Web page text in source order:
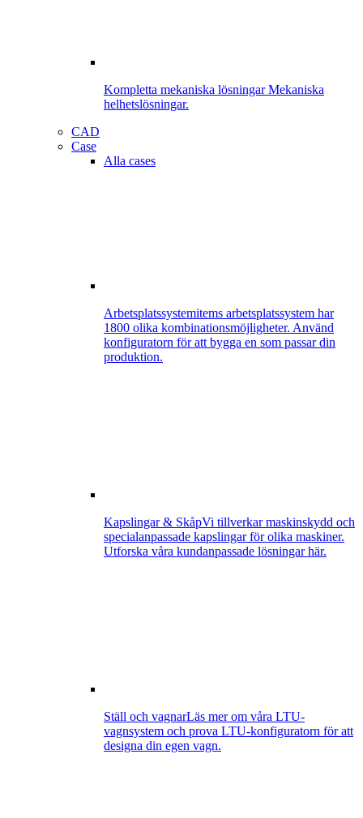
Kompletta mekaniska lösningarMekaniska
helhetslösningar.
CAD
Case
Alla cases
Arbetsplatssystemitems arbetsplatssystem har
1800 olika kombinationsmöjligheter. Använd
konfiguratorn för att bygga en som passar din
produktion.
Kapslingar & SkåpVi tillverkar maskinskydd och
specialanpassade kapslingar för olika maskiner.
Utforska våra kundanpassade lösningar här.
Ställ och vagnarLäs mer om våra LTU-
vagnsystem och prova LTU-konfiguratorn för att
designa din egen vagn.